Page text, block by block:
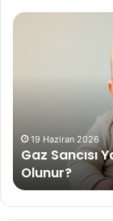
Gaz
19 Haziran 2026
Gaz Sancısı
Olunur?